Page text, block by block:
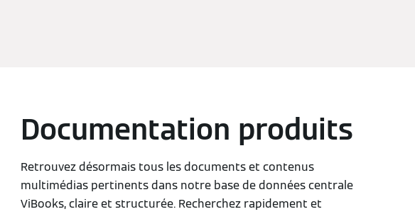
Documentation produits
Retrouvez désormais tous les documents et contenus
multimédias pertinents dans notre base de données centrale
ViBooks, claire et structurée. Recherchez rapidement et